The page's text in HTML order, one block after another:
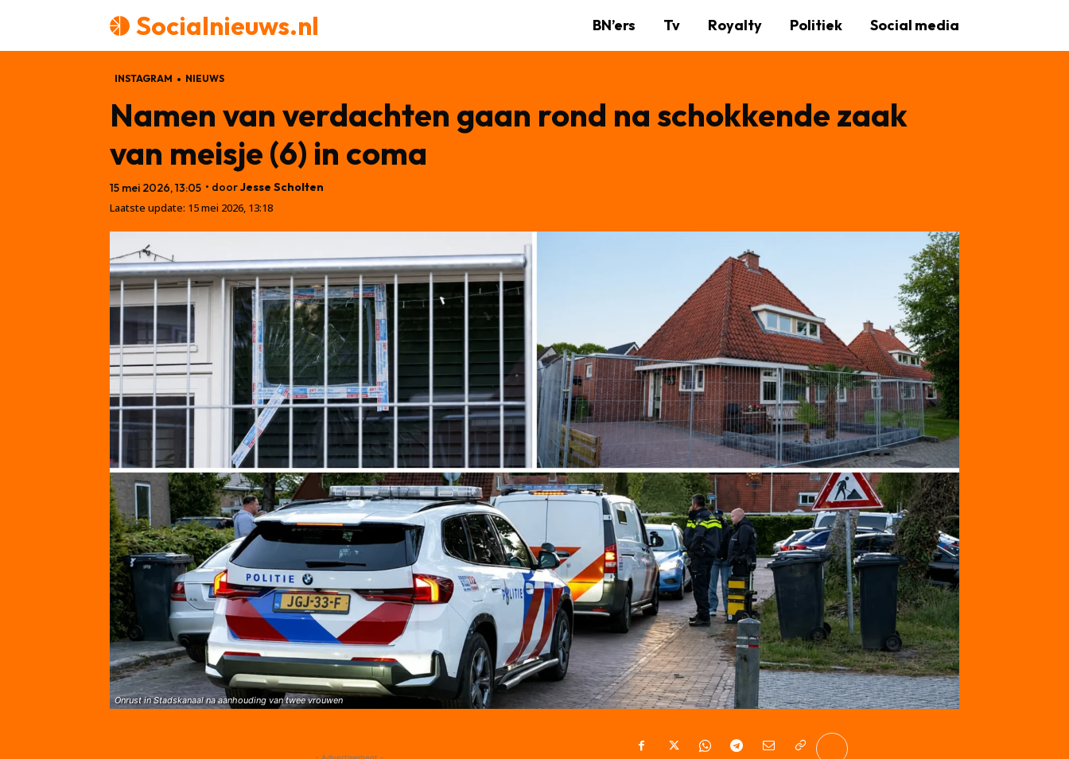
Socialnieuws.nl BN’ers Tv Royalty Politiek Social media
INSTAGRAM NIEUWS
Namen van verdachten gaan rond na schokkende zaak
van meisje (6) in coma
15 mei 2026, 13:05 • doorJesse Scholten
Laatste update: 15 mei 2026, 13:18
Onrust in Stadskanaal na aanhouding van twee vrouwen